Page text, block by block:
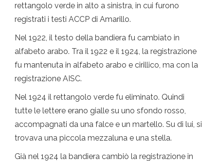
rettangolo verde in alto a sinistra, in cui furono
registrati i testi ACCP di Amarillo.
Nel 1922, il testo della bandiera fu cambiato in
alfabeto arabo. Tra il 1922 e il 1924, la registrazione
fu mantenuta in alfabeto arabo e cirillico, ma con la
registrazione AISC.
Nel 1924 il rettangolo verde fu eliminato. Quindi
tutte le lettere erano gialle su uno sfondo rosso,
accompagnati da una falce e un martello. Su di lui, si
trovava una piccola mezzaluna e una stella.
Già nel 1924 la bandiera cambiò la registrazione in